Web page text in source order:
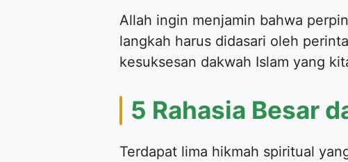
Allah ingin menjamin bahwa
langkah harus didasari oleh
kesuksesan dakwah Islam yang
5 Rahasia Besar
Terdapat lima hikmah spiritual